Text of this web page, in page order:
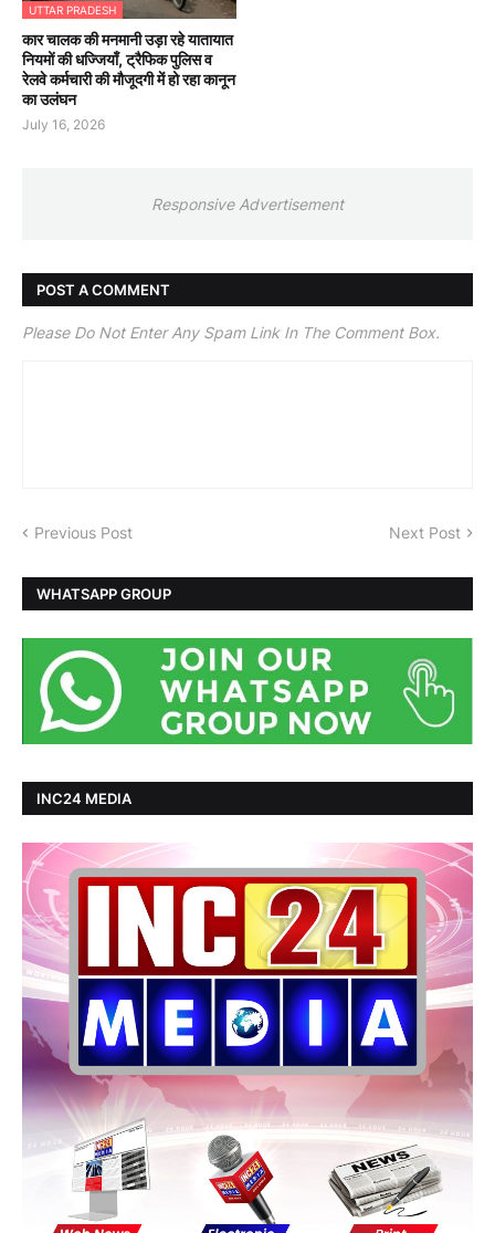
UTTAR PRADESH
कार चालक की मनमानी उड़ा रहे यातायात
नियमों की धज्जियाँ, ट्रैफिक पुलिस व
रेलवे कर्मचारी की मौजूदगी में हो रहा कानून
का उलंघन
July 16, 2026
Responsive Advertisement
POST A COMMENT
Please Do Not Enter Any Spam Link In The Comment Box.
Previous Post Next Post
WHATSAPP GROUP
INC24 MEDIA